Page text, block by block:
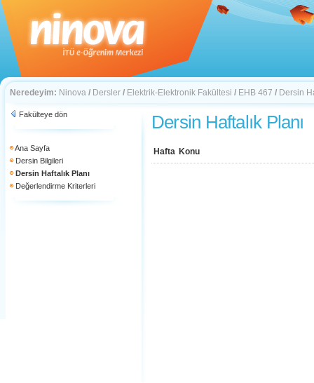
Neredeyim: Ninova / Dersler / Elektrik-Elektronik Fakültesi / EHB 467 / Dersin
Fakülteye dön
Ana Sayfa
Dersin Bilgileri
Dersin Haftalık Planı
Değerlendirme Kriterleri
Dersin Haftalık Planı
Hafta Konu